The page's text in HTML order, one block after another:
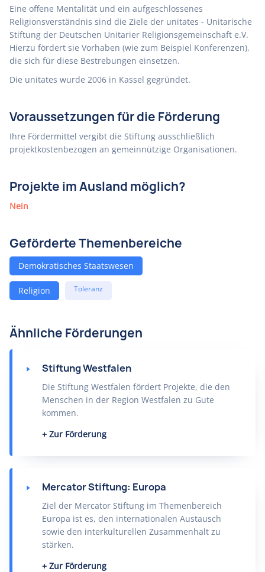
Eine offene Mentalität und ein aufgeschlossenes
Religionsverständnis sind die Ziele der unitates - Unitarische
Stiftung der Deutschen Unitarier Religionsgemeinschaft e.V.
Hierzu fördert sie Vorhaben (wie zum Beispiel Konferenzen),
die sich für diese Bestrebungen einsetzen.
Die unitates wurde 2006 in Kassel gegründet.
Voraussetzungen für die Förderung
Ihre Fördermittel vergibt die Stiftung ausschließlich
projektkostenbezogen an gemeinnützige Organisationen.
Projekte im Ausland möglich?
Nein
Geförderte Themenbereiche
Demokratisches Staatswesen
Religion Toleranz
Ähnliche Förderungen
Stiftung Westfalen
Die Stiftung Westfalen fördert Projekte, die den
Menschen in der Region Westfalen zu Gute
kommen.
Zur Förderung
Mercator Stiftung: Europa
Ziel der Mercator Stiftung im Themenbereich
Europa ist es, den internationalen Austausch
sowie den interkulturellen Zusammenhalt zu
stärken.
Zur Förderung